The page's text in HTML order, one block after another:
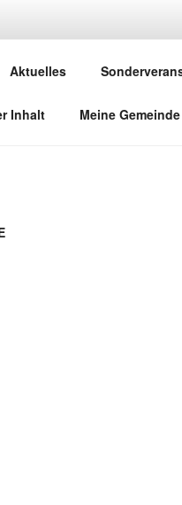
Aktuelles
Inhalt Meine Gemeinde